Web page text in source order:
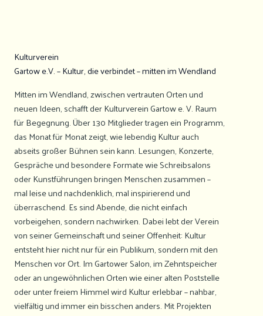
Kulturverein
Gartow e.V. – Kultur, die verbindet – mitten im Wendland
Mitten im Wendland, zwischen vertrauten Orten und
neuen Ideen, schafft der Kulturverein Gartow e. V. Raum
für Begegnung. Über 130 Mitglieder tragen ein Programm,
das Monat für Monat zeigt, wie lebendig Kultur auch
abseits großer Bühnen sein kann. Lesungen, Konzerte,
Gespräche und besondere Formate wie Schreibsalons
oder Kunstführungen bringen Menschen zusammen –
mal leise und nachdenklich, mal inspirierend und
überraschend. Es sind Abende, die nicht einfach
vorbeigehen, sondern nachwirken. Dabei lebt der Verein
von seiner Gemeinschaft und seiner Offenheit: Kultur
entsteht hier nicht nur für ein Publikum, sondern mit den
Menschen vor Ort. Im Gartower Salon, im Zehntspeicher
oder an ungewöhnlichen Orten wie einer alten Poststelle
oder unter freiem Himmel wird Kultur erlebbar – nahbar,
vielfältig und immer ein bisschen anders. Mit Projekten